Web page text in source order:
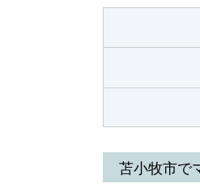
苫小牧市で